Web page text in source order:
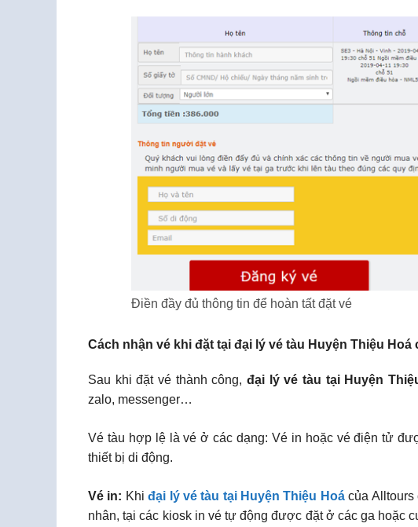
Điền đầy đủ thông tin để hoàn tất đặt vé
Cách nhận vé khi đặt tại đại lý vé tàu Huyện Thiệu Hoá
Sau khi đặt vé thành công, đại lý vé tàu tại Huyện
zalo, messenger…
Vé tàu hợp lệ là vé ở các dạng: Vé in hoặc vé điện tử
thiết bị di động.
Vé in: Khiđại lý vé tàu tại Huyện Thiệu Hoácủa Alltours
nhân, tại các kiosk in vé tự động được đặt ở các ga hoặc